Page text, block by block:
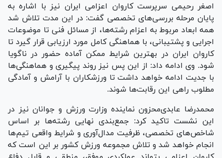
اصغر رحیمی سرپرست کاروان اعزامی ایران نیز با اشاره به
پایان مرحله بررسی‌های تخصصی گفت: در این مدت تلاش شد
همه ابعاد مربوط به اعزام رشته‌ها، از مسائل فنی تا موضوعات
اجرایی و پشتیبانی، با هماهنگی کامل مورد ارزیابی قرار گیرد تا
کاروان ایران در بهترین شرایط ممکن آماده حضور در ناگویا
شود. وی ادامه داد: از این پس نیز روند پیگیری و هماهنگی‌ها
با جدیت ادامه خواهد داشت تا ورزشکاران با آرامش و آمادگی
مطلوب راهی این رقابت‌ها شوند.
محمدرضا عابدی‌محزون نماینده وزارت ورزش و جوانان نیز در
این نشست تاکید کرد: جمع‌بندی نهایی رشته‌ها بر اساس
شاخص‌های تخصصی، ظرفیت مدال‌آوری و شرایط واقعی تیم‌ها
انجام خواهد شد و تلاش مجموعه ورزش کشور بر این است که